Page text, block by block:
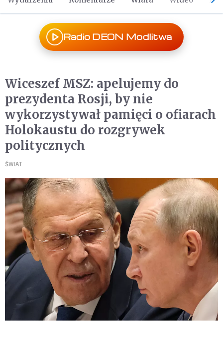
Radio DEON Modlitwa
Wiceszef MSZ: apelujemy do
prezydenta Rosji, by nie
wykorzystywał pamięci o ofiarach
Holokaustu do rozgrywek
politycznych
ŚWIAT